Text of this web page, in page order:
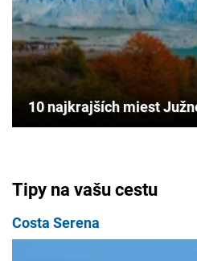
10 najkrajších miest
Tipy na vašu cestu
Costa Serena